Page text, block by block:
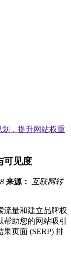
，提升网站权重
可见度
来源： 互联网转
流量和建立品牌权
助您的网站吸引
页面 (SERP) 排